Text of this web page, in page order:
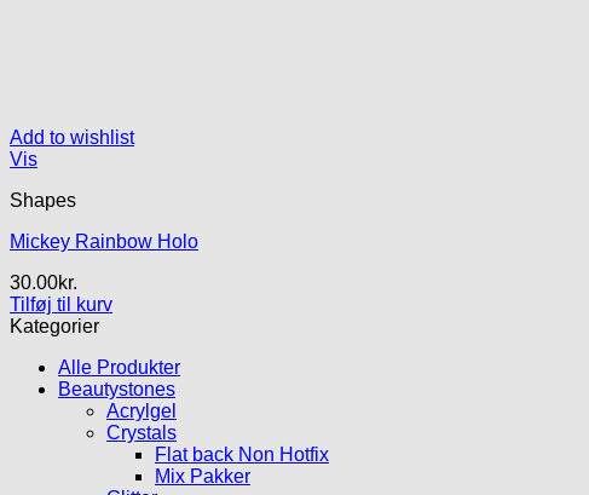
Add to wishlist
Vis
Shapes
Mickey Rainbow Holo
30.00kr.
Tilføj til kurv
Kategorier
Alle Produkter
Beautystones
Acrylgel
Crystals
Flat back Non Hotfix
Mix Pakker